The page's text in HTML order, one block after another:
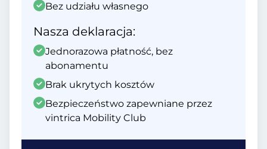
Bez udziału własnego
Nasza deklaracja:
Jednorazowa płatność, bez
abonamentu
Brak ukrytych kosztów
Bezpieczeństwo zapewniane przez
vintrica Mobility Club